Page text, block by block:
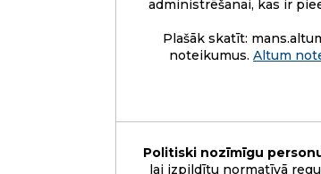
administrēšanai, kas ir
Plašāk skatīt:
noteikumus. Altum
Politiski nozīmīgu
lai izpildītu normatīvā